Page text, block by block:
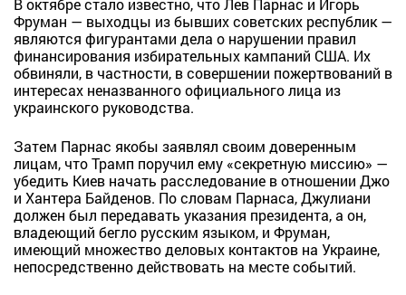
В октябре стало известно, что Лев Парнас и Игорь
Фруман — выходцы из бывших советских республик —
являются фигурантами дела о нарушении правил
финансирования избирательных кампаний США. Их
обвиняли, в частности, в совершении пожертвований в
интересах неназванного официального лица из
украинского руководства.
Затем Парнас якобы заявлял своим доверенным
лицам, что Трамп поручил ему «секретную миссию» —
убедить Киев начать расследование в отношении Джо
и Хантера Байденов. По словам Парнаса, Джулиани
должен был передавать указания президента, а он,
владеющий бегло русским языком, и Фруман,
имеющий множество деловых контактов на Украине,
непосредственно действовать на месте событий.